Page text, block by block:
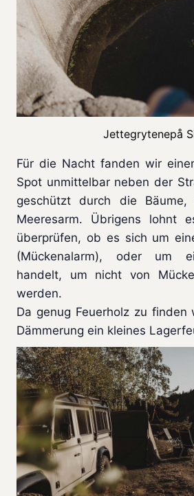
Jettegrytenepå
Für die Nacht fanden wir
Spot unmittelbar neben der
geschützt durch die
Meeresarm. Übrigens lohnt
überprüfen, ob es sich um
(Mückenalarm), oder um
handelt, um nicht von
werden.
Da genug Feuerholz zu
Dämmerung ein kleines